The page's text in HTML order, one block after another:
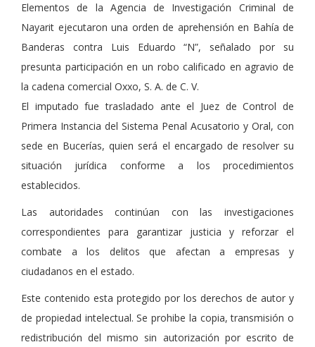
Elementos de la Agencia de Investigación Criminal de
Nayarit ejecutaron una orden de aprehensión en Bahía de
Banderas contra Luis Eduardo “N”, señalado por su
presunta participación en un robo calificado en agravio de
la cadena comercial Oxxo, S. A. de C. V.
El imputado fue trasladado ante el Juez de Control de
Primera Instancia del Sistema Penal Acusatorio y Oral, con
sede en Bucerías, quien será el encargado de resolver su
situación jurídica conforme a los procedimientos
establecidos.
Las autoridades continúan con las investigaciones
correspondientes para garantizar justicia y reforzar el
combate a los delitos que afectan a empresas y
ciudadanos en el estado.
Este contenido esta protegido por los derechos de autor y
de propiedad intelectual. Se prohibe la copia, transmisión o
redistribución del mismo sin autorización por escrito de